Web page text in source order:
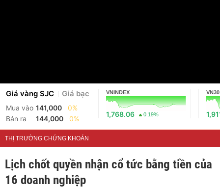
Giá vàng SJC Giá bạc
Mua vào 141,000
0%
Bán ra
144,000 0%
VNINDEX
1,768.06 0.19%
VN30
THỊ TRƯỜNG CHỨNG KHOÁN
Lịch chốt quyền nhận cổ tức bằng tiền của
16 doanh nghiệp